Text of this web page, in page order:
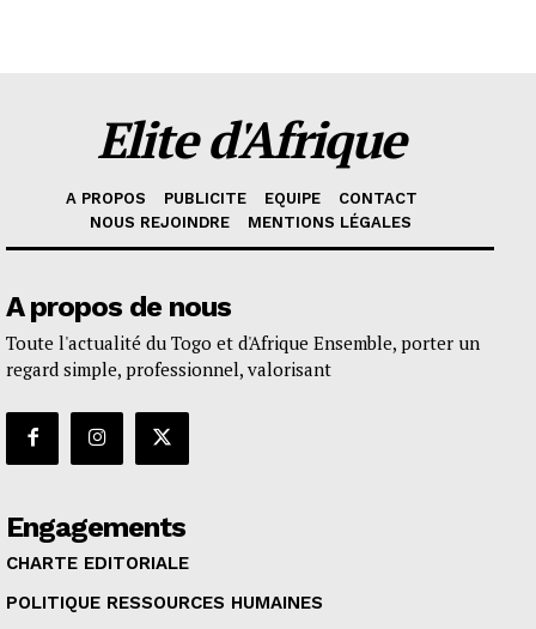
Elite d'Afrique
A PROPOS PUBLICITE EQUIPE
CONTACT
NOUS REJOINDRE
MENTIONS LÉGALES
A propos de nous
Toute l'actualité du Togo et d'Afrique Ensemble, porter un
regard simple, professionnel, valorisant
Engagements
CHARTE EDITORIALE
POLITIQUE RESSOURCES HUMAINES